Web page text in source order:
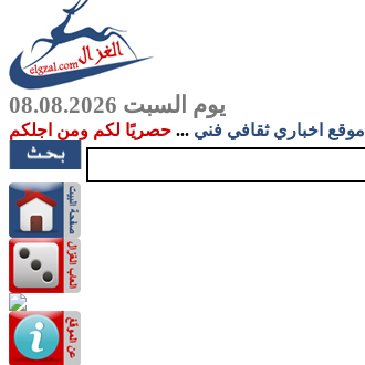
يوم السبت 08.08.2026
موقع اخباري ثقافي فني ... حصريًا لكم ومن اجلكم